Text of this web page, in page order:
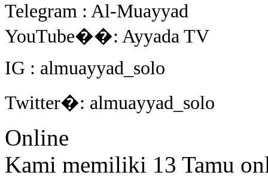
Telegram : Al-Muayyad
YouTube��: Ayyada TV
IG : almuayyad_solo
Twitter�: almuayyad_solo
Online
Kami memiliki 13 Tamu